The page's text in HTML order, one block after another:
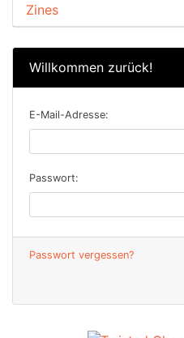
Zines
Willkommen zurück!
E-Mail-Adresse:
Passwort:
Passwort vergessen?